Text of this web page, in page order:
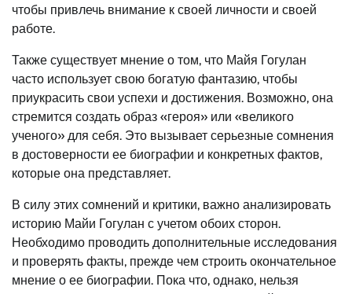
чтобы привлечь внимание к своей личности и своей
работе.
Также существует мнение о том, что Майя Гогулан
часто использует свою богатую фантазию, чтобы
приукрасить свои успехи и достижения. Возможно, она
стремится создать образ «героя» или «великого
ученого» для себя. Это вызывает серьезные сомнения
в достоверности ее биографии и конкретных фактов,
которые она представляет.
В силу этих сомнений и критики, важно анализировать
историю Майи Гогулан с учетом обоих сторон.
Необходимо проводить дополнительные исследования
и проверять факты, прежде чем строить окончательное
мнение о ее биографии. Пока что, однако, нельзя